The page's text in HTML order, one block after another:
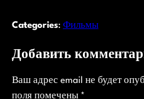
Categories: Фильмы
Добавить
Ваш адрес email не будет
поля помечены *